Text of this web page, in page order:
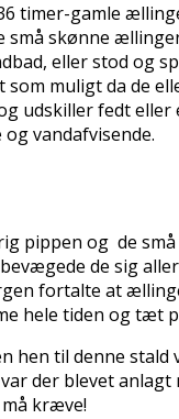
timer-gamle
skønne
eller stod
muligt da
udskiller fedt
vandafvisende.
pippen og de
de sig
fortalte at
hele tiden og
hen til denne
der blevet
kræve!